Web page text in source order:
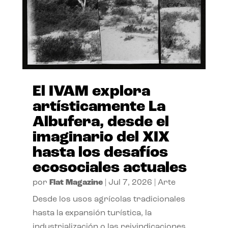
El IVAM explora
artísticamente La
Albufera, desde el
imaginario del XIX
hasta los desafíos
ecosociales actuales
por Flat Magazine| Jul 7, 2026 Arte
Desde los usos agrícolas tradicionales
hasta la expansión turística, la